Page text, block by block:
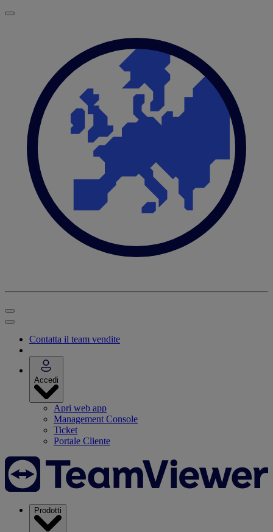
Contatta il team vendite
Accedi
Apri web app
Management Console
Ticket
Portale Cliente
Prodotti